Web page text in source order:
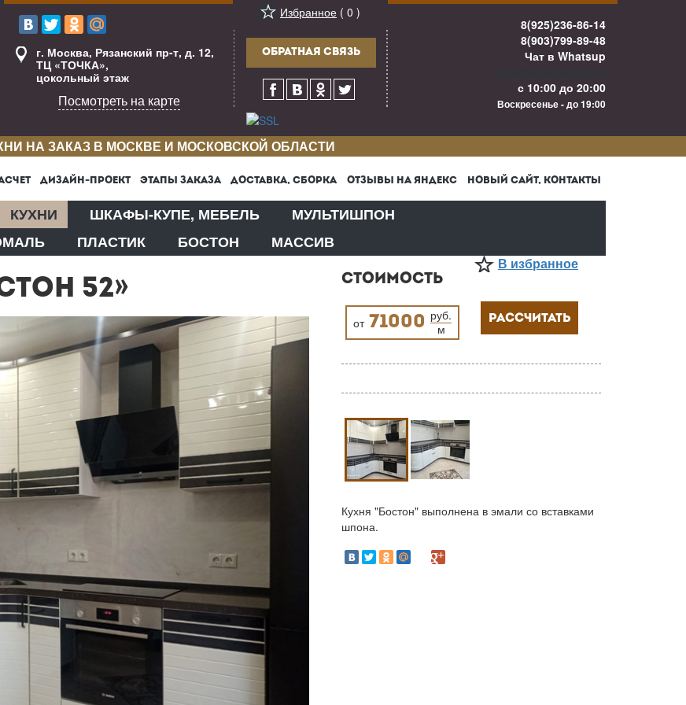
г. Москва, Рязанский пр-т, д. 12,
ТЦ «ТОЧКА»,
цокольный этаж
Посмотреть на карте
Избранное ( 0 )
ОБРАТНАЯ СВЯЗЬ
8(925)236-86-14
8(903)799-89-48
Чат в Whatsup
с 10:00 до 20:00
Воскресенье - до 19:00
НА ЗАКАЗ В МОСКВЕ И МОСКОВСКОЙ ОБЛАСТИ
ДИЗАЙН-ПРОЕКТ ЭТАПЫ ЗАКАЗА ДОСТАВКА, СБОРКА ОТЗЫВЫ НА ЯНДЕКС НОВЫЙ САЙТ, КОНТАКТЫ
КУХНИ ШКАФЫ-КУПЕ, МЕБЕЛЬ
МУЛЬТИШПОН
ПЛАСТИК БОСТОН МАССИВ
52»
В избранное
СТОИМОСТЬ
от 71000 руб.
м
РАССЧИТАТЬ
Кухня "Бостон" выполнена в эмали со вставками
шпона.